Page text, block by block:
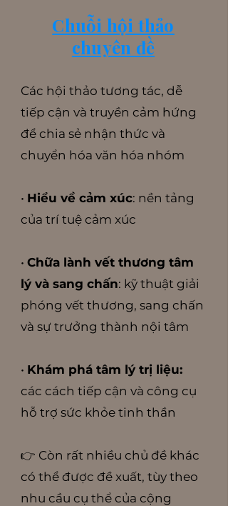
Chuỗi hội thảo
chuyên đề
Các hội thảo tương tác, dễ
tiếp cận và truyền cảm hứng
để chia sẻ nhận thức và
chuyển hóa văn hóa nhóm
• Hiểu về cảm xúc: nền tảng
của trí tuệ cảm xúc
• Chữa lành vết thương tâm
lý và sang chấn: kỹ thuật giải
phóng vết thương, sang chấn
và sự trưởng thành nội tâm
• Khám phá tâm lý trị liệu:
các cách tiếp cận và công cụ
hỗ trợ sức khỏe tinh thần
👉 Còn rất nhiều chủ đề khác
có thể được đề xuất, tùy theo
nhu cầu cụ thể của cộng